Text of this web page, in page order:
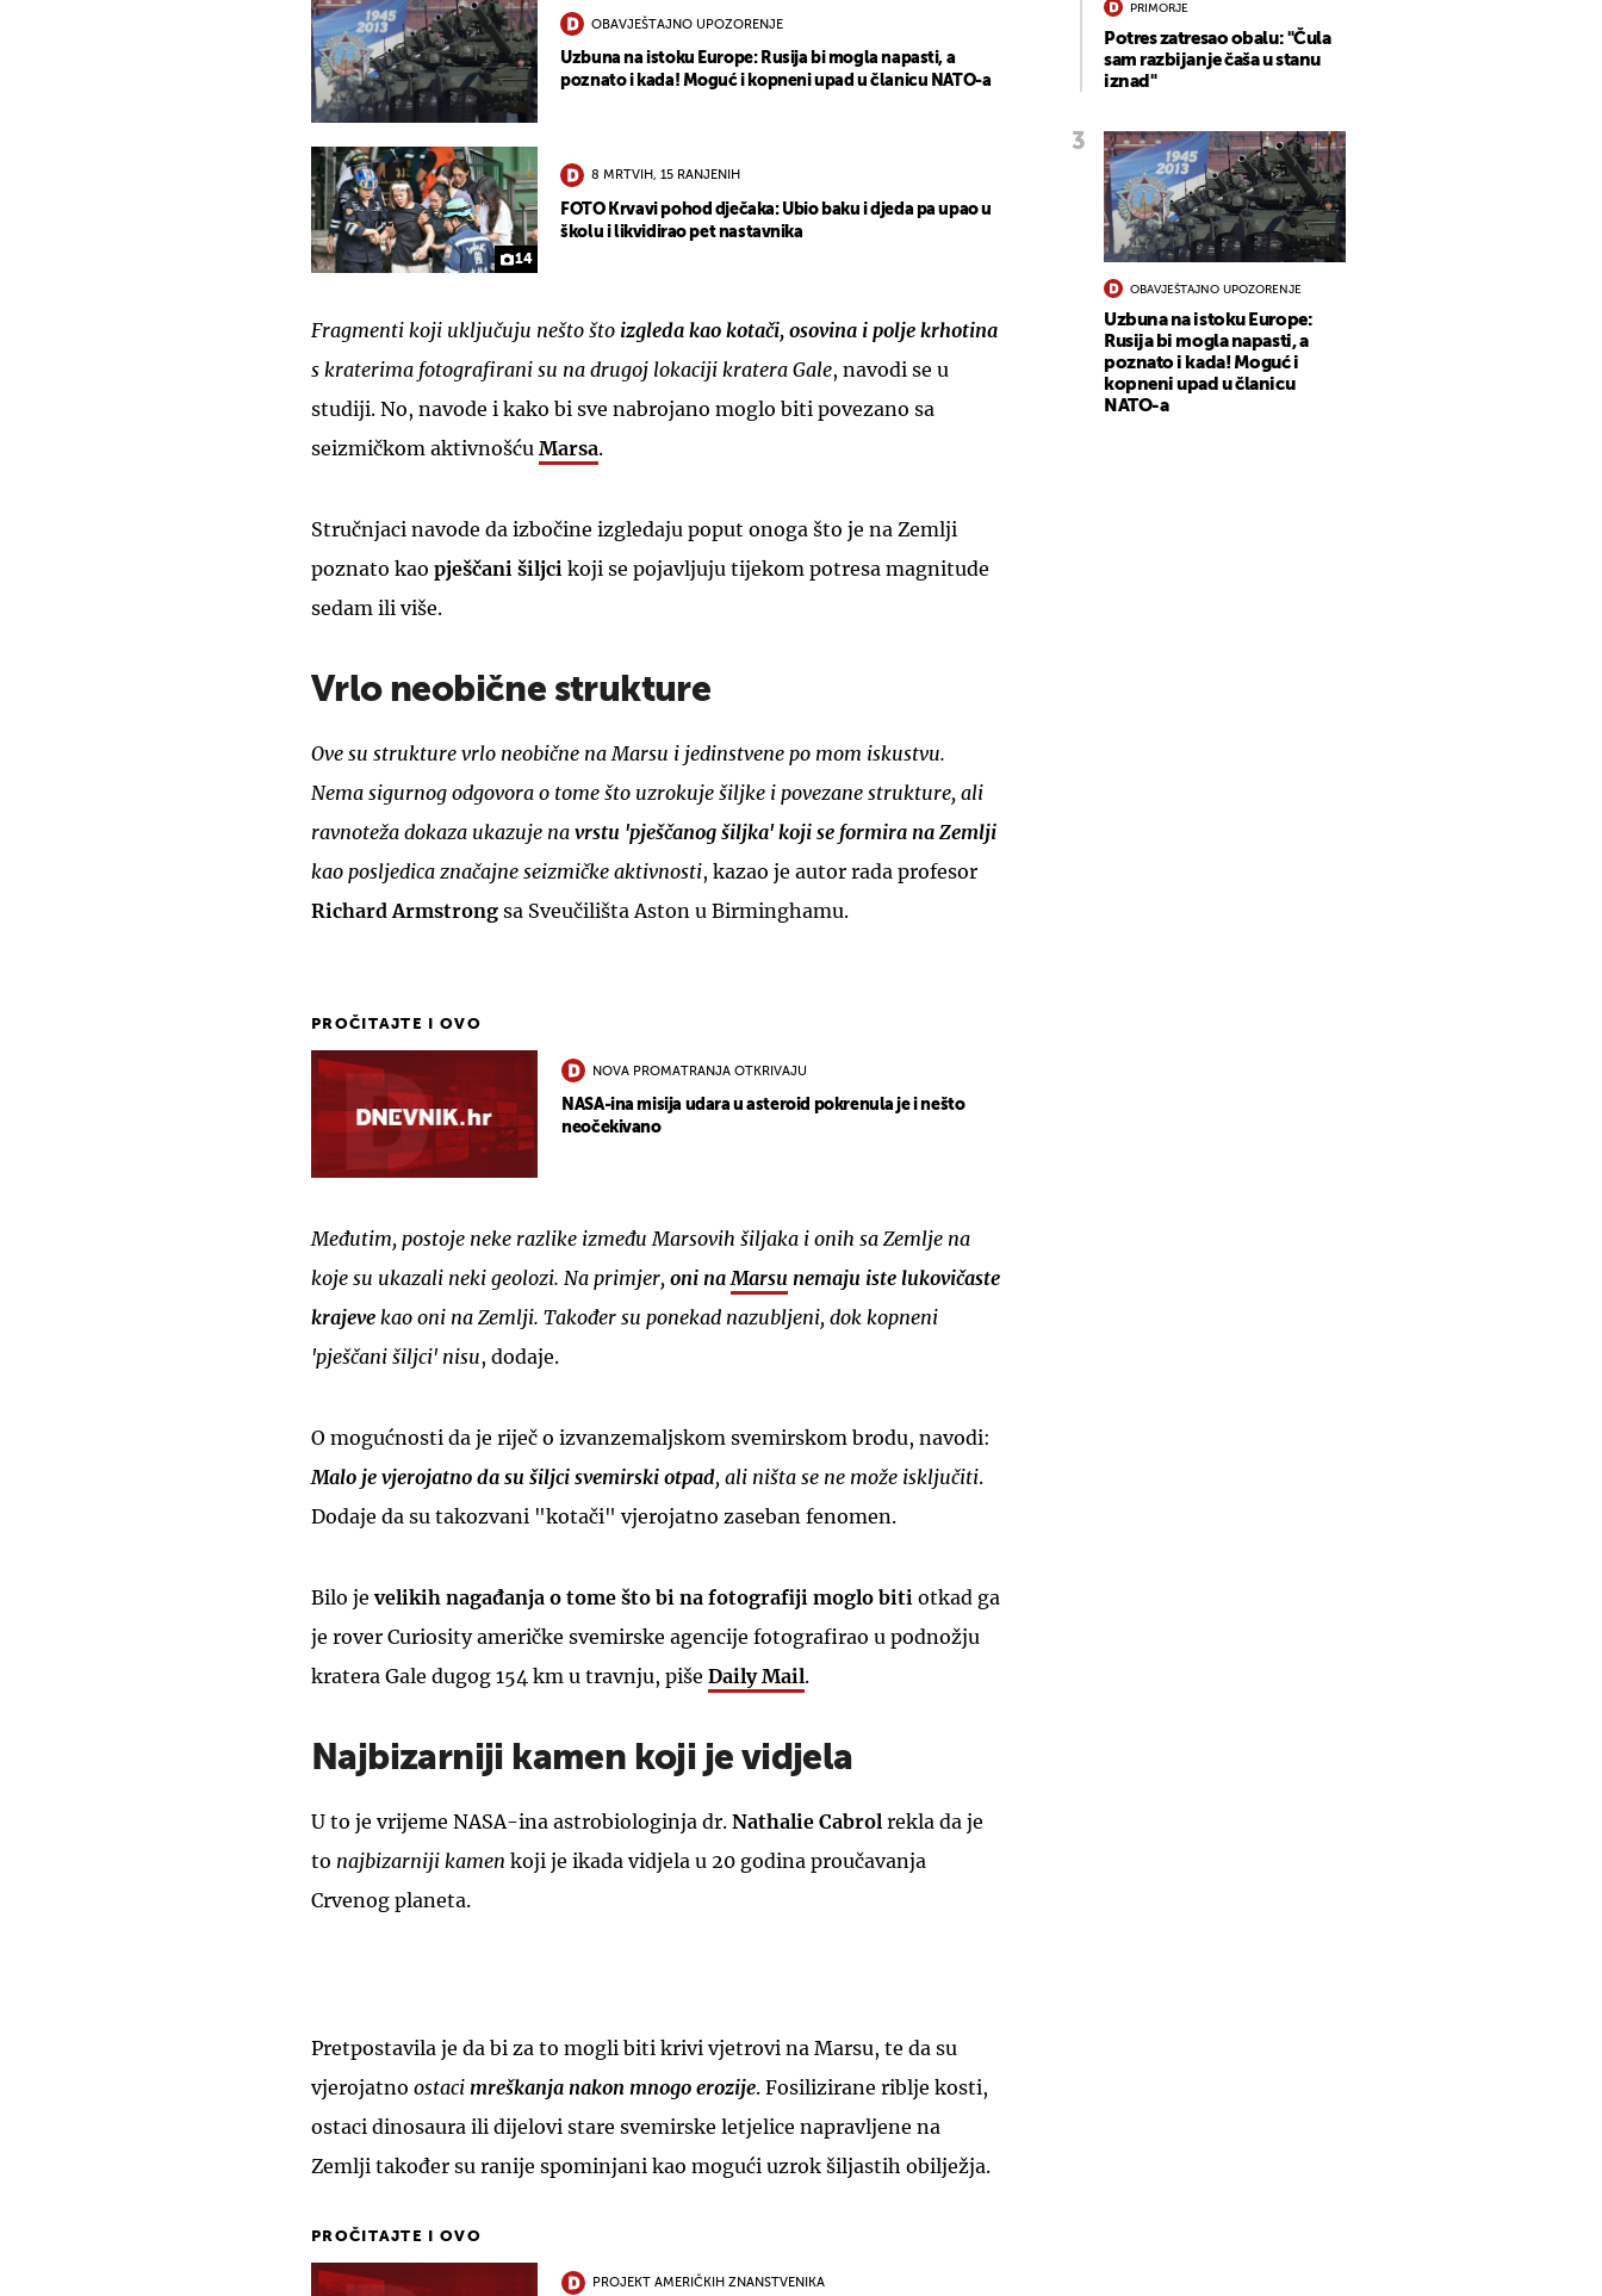
OBAVJEŠTAJNO UPOZORENJE
Uzbuna na istoku Europe: Rusija bi mogla napasti, a
poznato i kada! Moguć i kopneni upad u članicu NATO-a
14
8 MRTVIH, 15 RANJENIH
FOTO Krvavi pohod dječaka: Ubio baku i djeda pa upao u
školu i likvidirao pet nastavnika
Fragmenti koji uključuju nešto što izgleda kao kotači, osovina i polje krhotina
s kraterima fotografirani su na drugoj lokaciji kratera Gale, navodi se u
studiji. No, navode i kako bi sve nabrojano moglo biti povezano sa
seizmičkom aktivnošću Marsa.
Stručnjaci navode da izbočine izgledaju poput onoga što je na Zemlji
poznato kao pješčani šiljci koji se pojavljuju tijekom potresa magnitude
sedam ili više.
Vrlo neobične strukture
Ove su strukture vrlo neobične na Marsu i jedinstvene po mom iskustvu.
Nema sigurnog odgovora o tome što uzrokuje šiljke i povezane strukture, ali
ravnoteža dokaza ukazuje na vrstu 'pješčanog šiljka' koji se formira na Zemlji
kao posljedica značajne seizmičke aktivnosti, kazao je autor rada profesor
Richard Armstrong sa Sveučilišta Aston u Birminghamu.
PROČITAJTE I OVO
NOVA PROMATRANJA OTKRIVAJU
NASA-ina misija udara u asteroid pokrenula je i nešto
neočekivano
Međutim, postoje neke razlike između Marsovih šiljaka i onih sa Zemlje na
koje su ukazali neki geolozi. Na primjer, oni na Marsu nemaju iste lukovičaste
krajeve kao oni na Zemlji. Također su ponekad nazubljeni, dok kopneni
'pješčani šiljci' nisu, dodaje.
O mogućnosti da je riječ o izvanzemaljskom svemirskom brodu, navodi:
Malo je vjerojatno da su šiljci svemirski otpad, ali ništa se ne može isključiti.
Dodaje da su takozvani "kotači" vjerojatno zaseban fenomen.
Bilo je velikih nagađanja o tome što bi na fotografiji moglo biti otkad ga
je rover Curiosity američke svemirske agencije fotografirao u podnožju
kratera Gale dugog 154 km u travnju, piše Daily Mail.
Najbizarniji kamen koji je vidjela
U to je vrijeme NASA-ina astrobiologinja dr. Nathalie Cabrol rekla da je
to najbizarniji kamen koji je ikada vidjela u 20 godina proučavanja
Crvenog planeta.
Pretpostavila je da bi za to mogli biti krivi vjetrovi na Marsu, te da su
vjerojatno ostaci mreškanja nakon mnogo erozije. Fosilizirane riblje kosti,
ostaci dinosaura ili dijelovi stare svemirske letjelice napravljene na
Zemlji također su ranije spominjani kao mogući uzrok šiljastih obilježja.
PROČITAJTE I OVO
PROJEKT AMERIČKIH ZNANSTVENIKA
PRIMORJE
Potres zatresao obalu: "Čula
sam razbijanje čaša u stanu
iznad"
OBAVJEŠTAJNO UPOZORENJE
Uzbuna na istoku Europe:
Rusija bi mogla napasti, a
poznato i kada! Moguć i
kopneni upad u članicu
NATO-a